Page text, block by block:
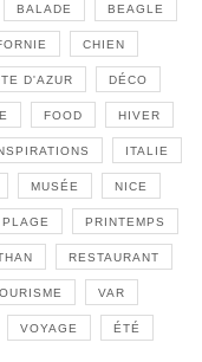
BALADE BEAGLE
CHIEN
D'AZUR DÉCO
FOOD HIVER
ITALIE
MUSÉE NICE
PLAGE PRINTEMPS
RESTAURANT
VAR
VOYAGE ÉTÉ